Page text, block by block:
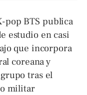
pop BTS publica
estudio en casi
que incorpora
coreana y
tras el
militar